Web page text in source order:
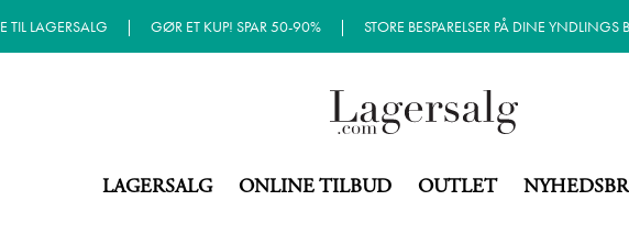
TIL LAGERSALG | GØR ET KUP! SPAR 50-90% | STORE BESPARELSER PÅ DINE YNDLINGS
LAGERSALG ONLINE TILBUD OUTLET